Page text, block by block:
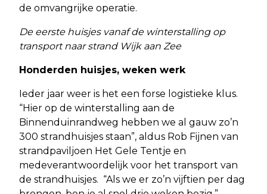
de omvangrijke operatie.
De eerste huisjes vanaf de winterstalling op
transport naar strand Wijk aan Zee
Honderden huisjes, weken werk
Ieder jaar weer is het een forse logistieke klus.
“Hier op de winterstalling aan de
Binnenduinrandweg hebben we al gauw zo’n
300 strandhuisjes staan”, aldus Rob Fijnen van
strandpaviljoen Het Gele Tentje en
medeverantwoordelijk voor het transport van
de strandhuisjes. “Als we er zo’n vijftien per dag